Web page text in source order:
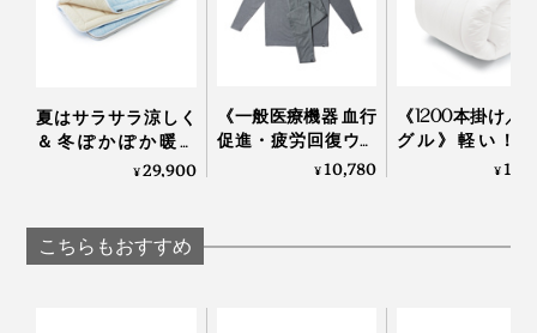
夏はサラサラ涼しく
＆冬ぽかぽか暖か
い、敷くだけ「体圧
らしきしんぐ™
¥29,900
《一般医療機器 血行
促進・疲労回復ウエ
ア》テラヘルツ鉱石
¥10,780
《1200本掛け／
グル》軽い！
い！プロ向け防
¥
こちらもおすすめ